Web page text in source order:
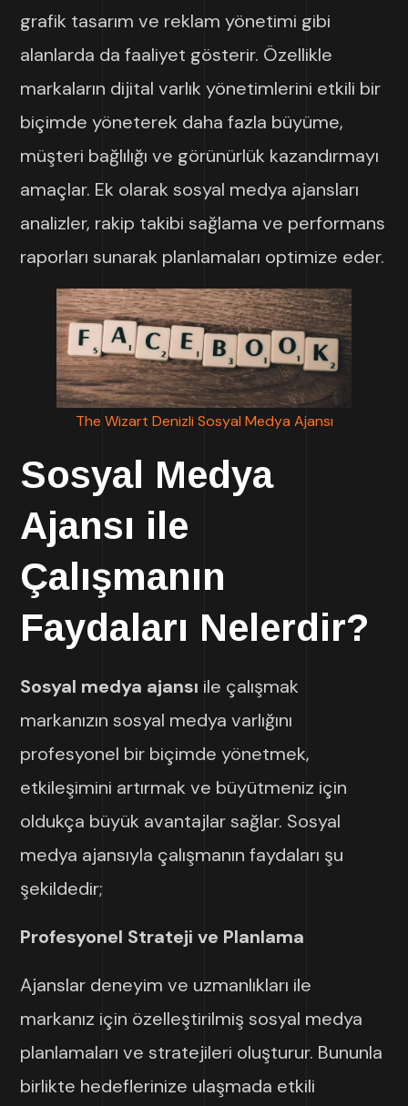
grafik tasarım ve reklam yönetimi gibi
alanlarda da faaliyet gösterir. Özellikle
markaların dijital varlık yönetimlerini etkili bir
biçimde yöneterek daha fazla büyüme,
müşteri bağlılığı ve görünürlük kazandırmayı
amaçlar. Ek olarak sosyal medya ajansları
analizler, rakip takibi sağlama ve performans
raporları sunarak planlamaları optimize eder.
The Wizart Denizli Sosyal Medya Ajansı
Sosyal Medya
Ajansı ile
Çalışmanın
Faydaları Nelerdir?
Sosyal medya ajansı ile çalışmak
markanızın sosyal medya varlığını
profesyonel bir biçimde yönetmek,
etkileşimini artırmak ve büyütmeniz için
oldukça büyük avantajlar sağlar. Sosyal
medya ajansıyla çalışmanın faydaları şu
şekildedir;
Profesyonel Strateji ve Planlama
Ajanslar deneyim ve uzmanlıkları ile
markanız için özelleştirilmiş sosyal medya
planlamaları ve stratejileri oluşturur. Bununla
birlikte hedeflerinize ulaşmada etkili